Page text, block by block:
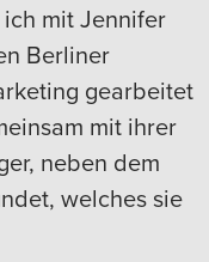
mit Jennifer
Berliner
gearbeitet
mit ihrer
neben dem
welches sie